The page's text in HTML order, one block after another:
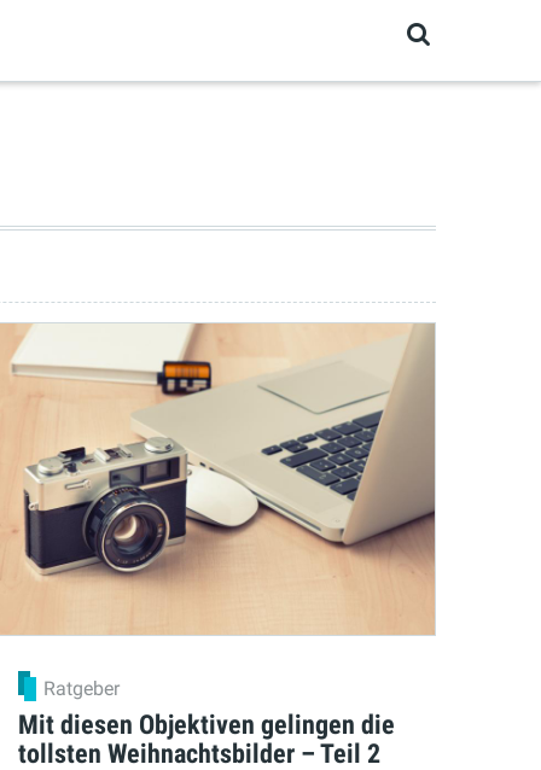
Ratgeber
Mit diesen Objektiven gelingen die
tollsten Weihnachtsbilder – Teil 2